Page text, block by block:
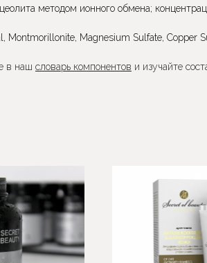
методом ионного обмена;
Montmorillonite, Magnesium Sulfate, Copper
в наш словарь компонентов и изучайте